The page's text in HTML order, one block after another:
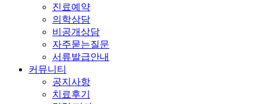
진료예약
의학상담
비공개상담
자주묻는질문
서류발급안내
커뮤니티
공지사항
치료후기